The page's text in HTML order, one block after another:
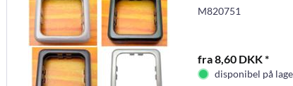
M820751
fra 8,60 DKK *
disponibel på